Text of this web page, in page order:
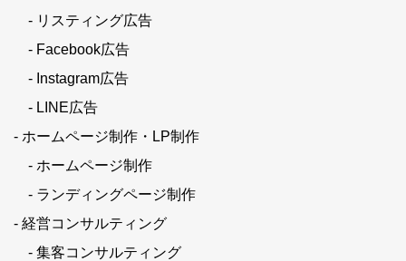
- リスティング広告
- Facebook広告
- Instagram広告
- LINE広告
- ホームページ制作・LP制作
- ホームページ制作
- ランディングページ制作
- 経営コンサルティング
- 集客コンサルティング